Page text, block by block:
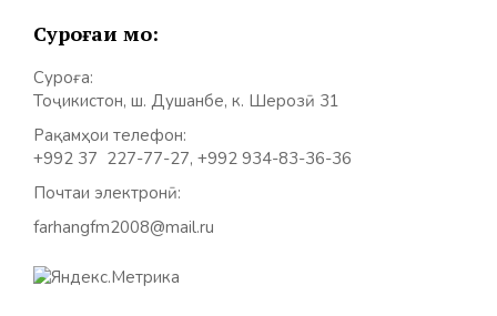
Суроғаи мо:
Суроға:
Тоҷикистон, ш. Душанбе, к. Шерозӣ 31
Рақамҳои телефон:
+992 37 227-77-27, +992 934-83-36-36
Почтаи электронӣ:
farhangfm2008@mail.ru